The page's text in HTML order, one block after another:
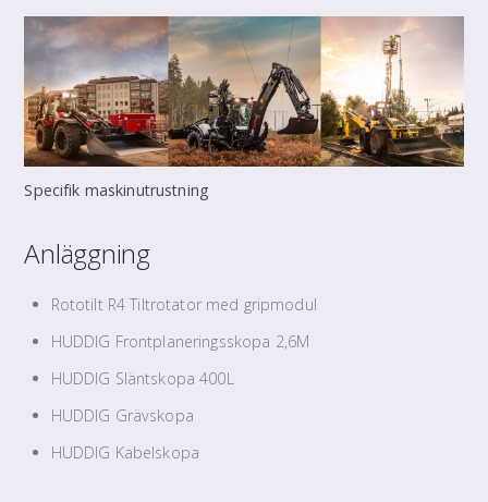
Specifik maskinutrustning
Anläggning
Rototilt R4 Tiltrotator med gripmodul
HUDDIG Frontplaneringsskopa 2,6M
HUDDIG Släntskopa 400L
HUDDIG Grävskopa
HUDDIG Kabelskopa